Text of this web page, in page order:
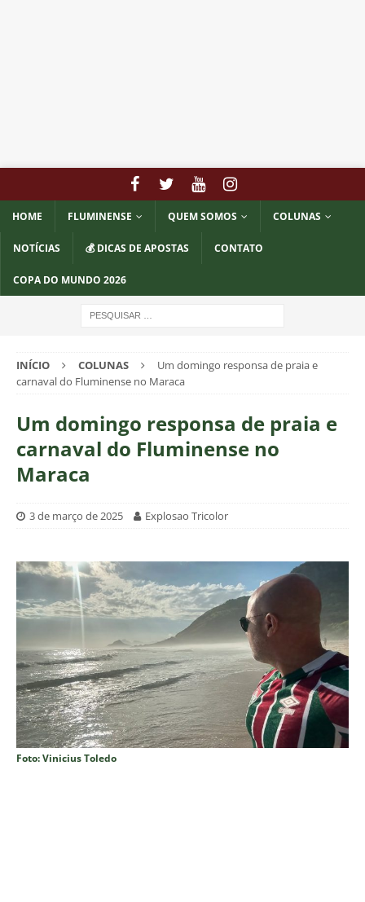
HOME FLUMINENSE QUEM SOMOS COLUNAS
NOTÍCIAS 💰 DICAS DE APOSTAS CONTATO
COPA DO MUNDO 2026
INÍCIO COLUNAS
Um domingo responsa de praia e
carnaval do Fluminense no Maraca
Um domingo responsa de praia e
carnaval do Fluminense no
Maraca
3 de março de 2025 Explosao Tricolor
Foto: Vinicius Toledo